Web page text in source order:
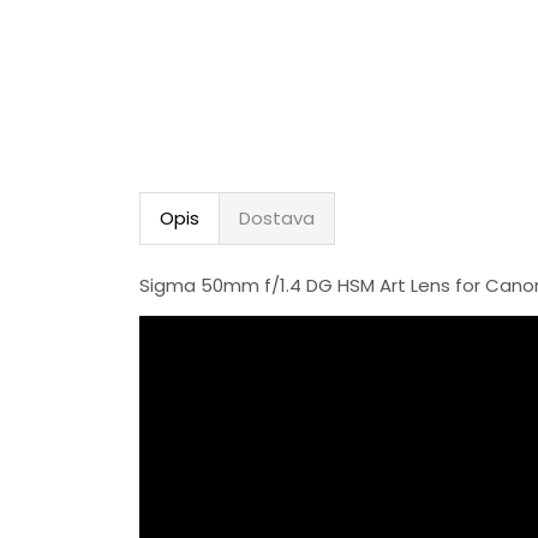
Opis Dostava
Sigma 50mm f/1.4 DG HSM Art Lens for